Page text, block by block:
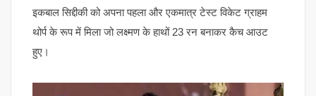
इकबाल सिद्दीकी को अपना पहला और एकमात्र टेस्ट विकेट ग्राहम
थोर्प के रूप में मिला जो लक्ष्मण के हाथों 23 रन बनाकर कैच आउट
हुए।